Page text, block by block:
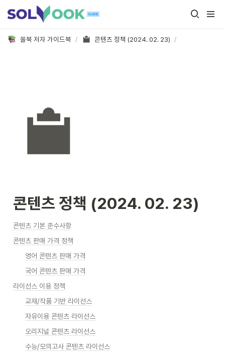
쏠북 저자 가이드북 / 콘텐츠 정책 (2024. 02. 23) /
콘텐츠 정책 (2024. 02. 23)
콘텐츠 기본 준수사항
콘텐츠 판매 가격 정책
영어 콘텐츠 판매 가격
국어 콘텐츠 판매 가격
라이선스 이용 정책
교재/작품 기반 라이선스
자유이용 콘텐츠 라이선스
오리지널 콘텐츠 라이선스
수능/모의고사 콘텐츠 라이선스